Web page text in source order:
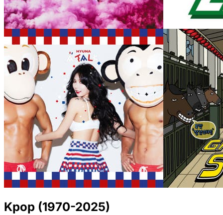
Kpop (1970-2025)